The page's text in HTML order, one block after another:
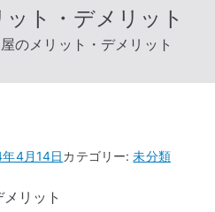
ト・デメリット
のメリット・デメリット
4月14日カテゴリー:未分類
リット